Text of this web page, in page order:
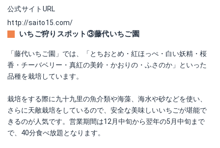
公式サイトURL
http://saito15.com/
いちご狩りスポット③藤代いちご園
「藤代いちご園」では、「とちおとめ・紅ほっぺ・白い妖精・桜
香・チーバベリー・真紅の美鈴・かおりの・ふさのか」といった
品種を栽培しています。
栽培をする際に九十九里の魚介類や海藻、海水や砂などを使い、
さらに天敵栽培をしているので、安全な美味しいいちごが堪能で
きるのが人気です。営業期間は12月中旬から翌年の5月中旬まで
で、40分食べ放題となります。